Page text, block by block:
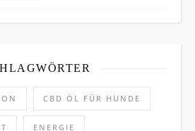
CBD ÖL FÜR HUNDE
ENERGIE